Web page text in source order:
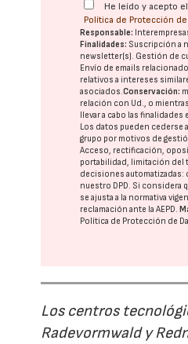
He leído y acepto
Política de Protección
Responsable:
Finalidades: Suscripción a
newsletter(s). Gestión de
Envío de emails
relativos a intereses
asociados.Conservación:
relación con Ud., o
llevar a cabo las
Los datos pueden cederse
grupo por motivos de
Acceso, rectificación,
portabilidad, limitación del
decisiones automatizadas:
nuestro DPD. Si considera
se ajusta a la normativa
reclamación ante laAEPD.
Política de Protección de
Los centros
Radevormwald y